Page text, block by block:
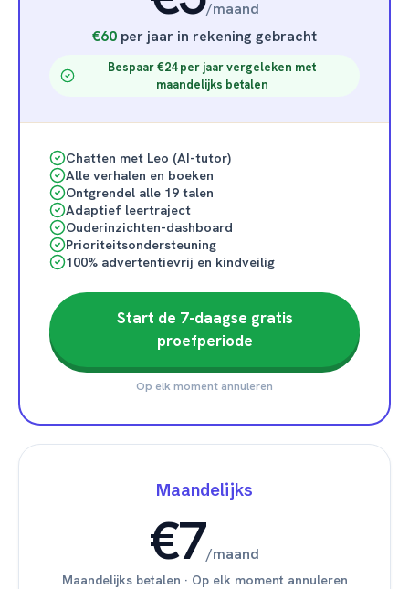
/maand
€60 per jaar in rekening gebracht
Bespaar €24 per jaar vergeleken met
maandelijks betalen
Chatten met Leo (AI-tutor)
Alle verhalen en boeken
Ontgrendel alle 19 talen
Adaptief leertraject
Ouderinzichten-dashboard
Prioriteitsondersteuning
100% advertentievrij en kindveilig
Start de 7-daagse gratis
proefperiode
Op elk moment annuleren
Maandelijks
€7/maand
Maandelijks betalen · Op elk moment annuleren